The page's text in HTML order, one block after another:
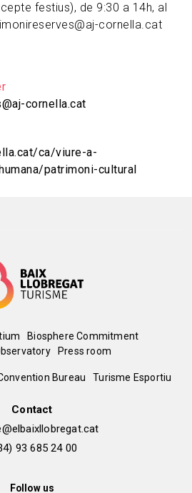
festius), de 9:30 a 14h, al
cornella.cat
cornella.cat
ca/viure-a-
patrimoni-cultural
Biosphere Commitment
Press room
Bureau Turisme Esportiu
Contact
93 685 24 00
Follow us